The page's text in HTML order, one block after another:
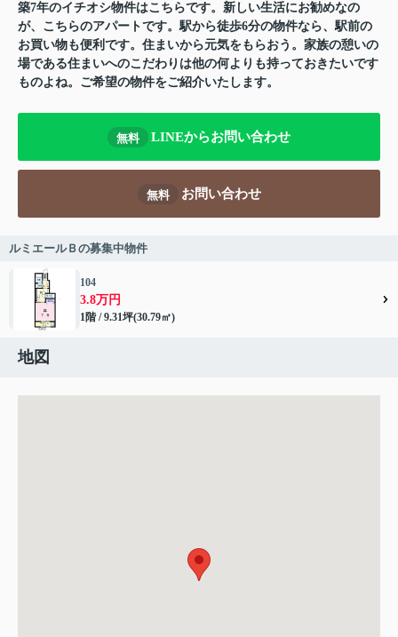
築7年のイチオシ物件はこちらです。新しい生活にお勧めなの
が、こちらのアパートです。駅から徒歩6分の物件なら、駅前の
お買い物も便利です。住まいから元気をもらおう。家族の憩いの
場である住まいへのこだわりは他の何よりも持っておきたいです
ものよね。ご希望の物件をご紹介いたします。
無料 LINEからお問い合わせ
無料 お問い合わせ
ルミエールＢの募集中物件
104
3.8万円
1階 / 9.31坪(30.79㎡)
地図